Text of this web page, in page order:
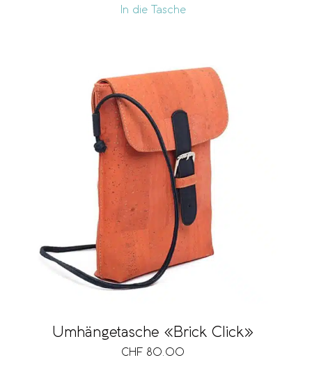
In die Tasche
Umhängetasche «Brick Click»
CHF 80.00